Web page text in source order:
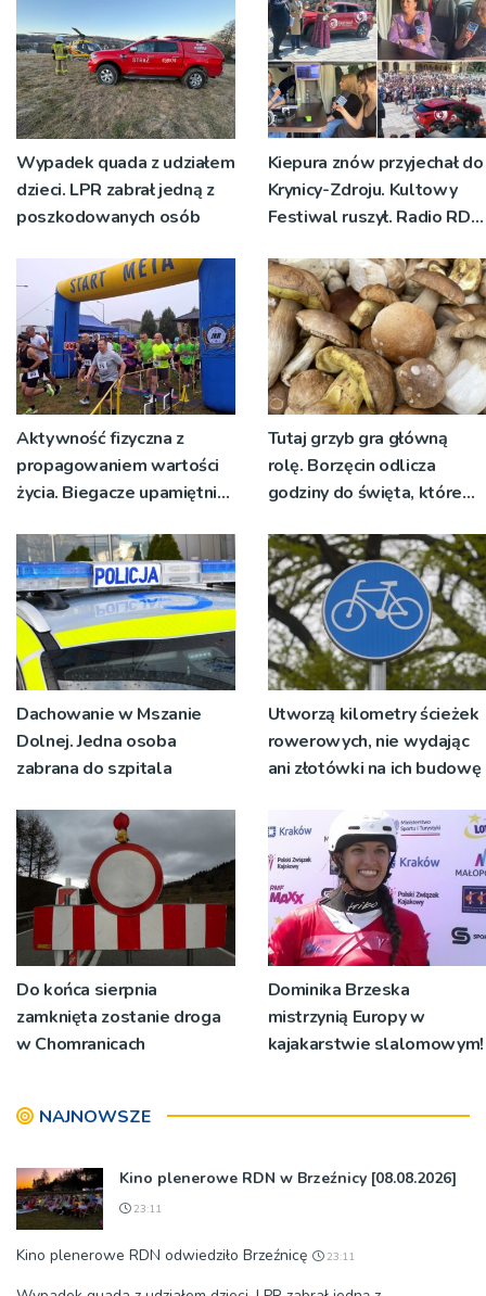
Wypadek quada z udziałem
dzieci. LPR zabrał jedną z
poszkodowanych osób
Kiepura znów przyjechał do
Krynicy-Zdroju. Kultowy
Festiwal ruszył. Radio RDN
żywo [ZDJĘCIA]
Aktywność fizyczna z
propagowaniem wartości
życia. Biegacze upamiętnili
Tutaj grzyb gra główną
rolę. Borzęcin odlicza
godziny do święta, które
pokoleń
Dachowanie w Mszanie
Dolnej. Jedna osoba
zabrana do szpitala
Utworzą kilometry ścieżek
rowerowych, nie wydając
ani złotówki na ich budowę
Do końca sierpnia
zamknięta zostanie droga
w Chomranicach
Dominika Brzeska
mistrzynią Europy w
kajakarstwie slalomowym!
NAJNOWSZE
Kino plenerowe RDN w Brzeźnicy [08.08.2026]
23:11
Kino plenerowe RDN odwiedziło Brzeźnicę 23:11